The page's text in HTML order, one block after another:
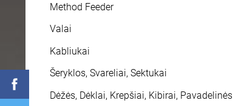
Method Feeder
Valai
Kabliukai
Šeryklos, Svareliai, Sektukai
Dėžės, Dėklai, Krepšiai, Kibirai, Pavadelinės